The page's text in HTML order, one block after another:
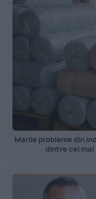
Marile probleme din
dintre cei